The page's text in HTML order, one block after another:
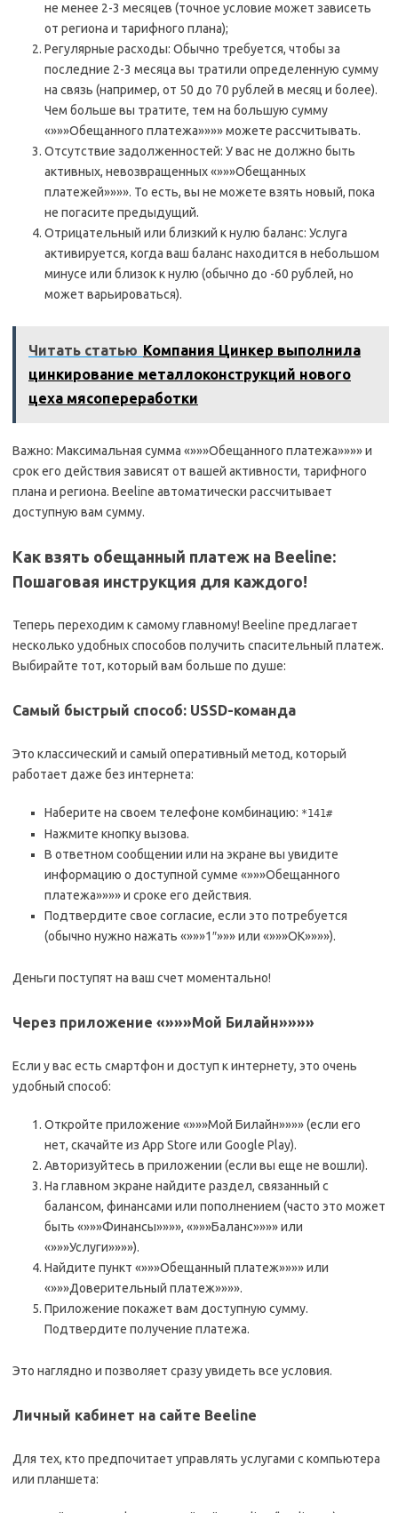
не менее 2-3 месяцев (точное условие может зависеть
от региона и тарифного плана);
Регулярные расходы: Обычно требуется, чтобы за
последние 2-3 месяца вы тратили определенную сумму
на связь (например, от 50 до 70 рублей в месяц и более).
Чем больше вы тратите, тем на большую сумму
«»»»Обещанного платежа»»»» можете рассчитывать.
Отсутствие задолженностей: У вас не должно быть
активных, невозвращенных «»»»Обещанных
платежей»»»». То есть, вы не можете взять новый, пока
не погасите предыдущий.
Отрицательный или близкий к нулю баланс: Услуга
активируется, когда ваш баланс находится в небольшом
минусе или близок к нулю (обычно до -60 рублей, но
может варьироваться).
Читать статью Компания Цинкер выполнила
цинкирование металлоконструкций нового
цеха мясопереработки
Важно: Максимальная сумма «»»»Обещанного платежа»»»» и
срок его действия зависят от вашей активности, тарифного
плана и региона. Beeline автоматически рассчитывает
доступную вам сумму.
Как взять обещанный платеж на Beeline:
Пошаговая инструкция для каждого!
Теперь переходим к самому главному! Beeline предлагает
несколько удобных способов получить спасительный платеж.
Выбирайте тот, который вам больше по душе:
Самый быстрый способ: USSD-команда
Это классический и самый оперативный метод, который
работает даже без интернета:
Наберите на своем телефоне комбинацию: *141#
Нажмите кнопку вызова.
В ответном сообщении или на экране вы увидите
информацию о доступной сумме «»»»Обещанного
платежа»»»» и сроке его действия.
Подтвердите свое согласие, если это потребуется
(обычно нужно нажать «»»»1″»»» или «»»»ОК»»»»).
Деньги поступят на ваш счет моментально!
Через приложение «»»»Мой Билайн»»»»
Если у вас есть смартфон и доступ к интернету, это очень
удобный способ:
Откройте приложение «»»»Мой Билайн»»»» (если его
нет, скачайте из App Store или Google Play).
Авторизуйтесь в приложении (если вы еще не вошли).
На главном экране найдите раздел, связанный с
балансом, финансами или пополнением (часто это может
быть «»»»Финансы»»»», «»»»Баланс»»»» или
«»»»Услуги»»»»).
Найдите пункт «»»»Обещанный платеж»»»» или
«»»»Доверительный платеж»»»».
Приложение покажет вам доступную сумму.
Подтвердите получение платежа.
Это наглядно и позволяет сразу увидеть все условия.
Личный кабинет на сайте Beeline
Для тех, кто предпочитает управлять услугами с компьютера
или планшета: